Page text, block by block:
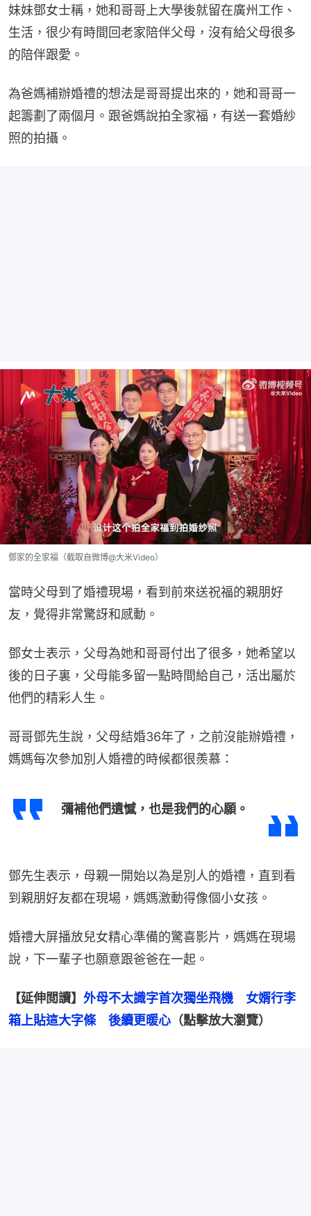
妹妹鄧女士稱，她和哥哥上大學後就留在廣州工作、
生活，很少有時間回老家陪伴父母，沒有給父母很多
的陪伴跟愛。
為爸媽補辦婚禮的想法是哥哥提出來的，她和哥哥一
起籌劃了兩個月。跟爸媽說拍全家福，有送一套婚紗
照的拍攝。
鄧家的全家福（截取自微博@大米Video）
當時父母到了婚禮現場，看到前來送祝福的親朋好
友，覺得非常驚訝和感動。
鄧女士表示，父母為她和哥哥付出了很多，她希望以
後的日子裏，父母能多留一點時間給自己，活出屬於
他們的精彩人生。
哥哥鄧先生說，父母結婚36年了，之前沒能辦婚禮，
媽媽每次參加別人婚禮的時候都很羨慕：
彌補他們遺憾，也是我們的心願。
鄧先生表示，母親一開始以為是別人的婚禮，直到看
到親朋好友都在現場，媽媽激動得像個小女孩。
婚禮大屏播放兒女精心準備的驚喜影片，媽媽在現場
說，下一輩子也願意跟爸爸在一起。
【延伸閲讀】 外母不太識字首次獨坐飛機　女婿行李
箱上貼這大字條　後續更暖心 （點擊放大瀏覽）